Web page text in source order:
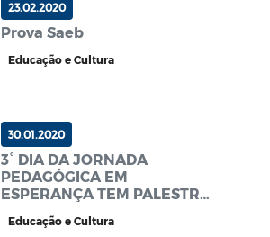
23.02.2020
Prova Saeb
Educação e Cultura
30.01.2020
3° DIA DA JORNADA
PEDAGÓGICA EM
ESPERANÇA TEM PALESTRA
CULTURA AFRO-INDÍGENA
Educação e Cultura